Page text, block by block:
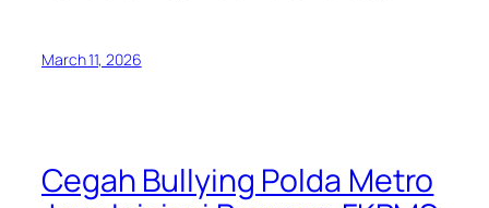
March 11, 2026
Cegah Bullying Polda Metro